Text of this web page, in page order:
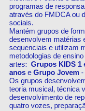
programas de
através do FMDCA ou
sociais.
Mantém grupos de
desenvolvem matérias
sequenciais e utilizam
metodologias de
artes: Grupos KIDS 1
anos e Grupo Jovem -
Os grupos
teoria musical, técnica
desenvolvimento de
quatro vozes,